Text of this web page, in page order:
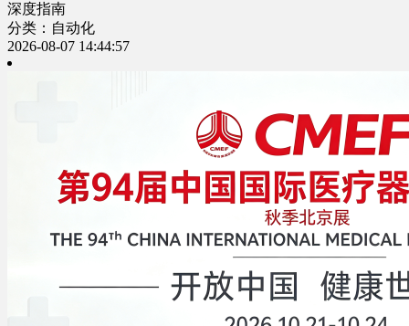
深度指南
分类：自动化
2026-08-07 14:44:57